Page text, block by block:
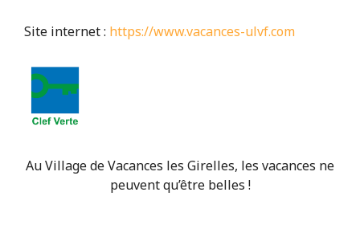
Site internet : https://www.vacances-ulvf.com
Au Village de Vacances les Girelles, les vacances ne
peuvent qu’être belles !